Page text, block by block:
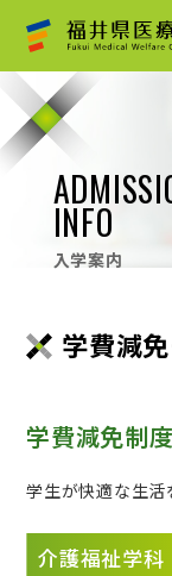
INFO
入学案内
学費減免
学費減免制度
学生が快適な生活
介護福祉学科